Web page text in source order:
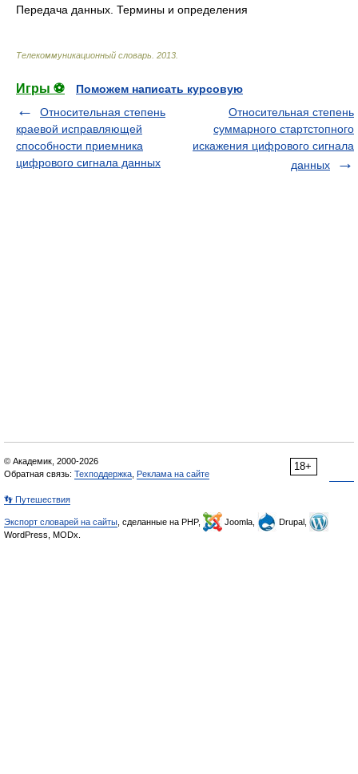
Передача данных. Термины и определения
Телекоммуникационный словарь 2013
Игры ⚽
Поможем написать курсовую
Относительная степень
краевой исправляющей
способности приемника
цифрового сигнала данных
Относительная степень
суммарного стартстопного
искажения цифрового сигнала
данных
18+
© Академик, 2000-2026
Обратная связь: Техподдержка Реклама на сайте
👣 Путешествия
Экспорт словарей на сайты , сделанные на PHP, Joomla,
Drupal,
WordPress, MODx.